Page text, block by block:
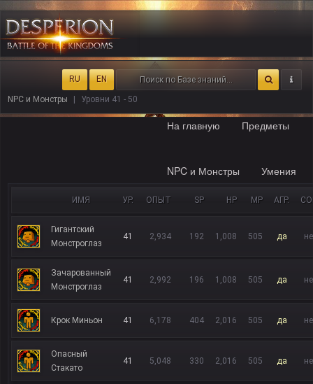
RU EN
На главную Предметы
NPC и Монстры Умения
NPC и Монстры Уровни 41 - 50
ИМЯ УР. ОПЫТ SP HP MP АГР.
Гигантский
Монстроглаз
41 2,934 192 1,008 505 да
Зачарованный
Монстроглаз
41 2,992 196 1,008 505 да
Крок Миньон 41 6,178 404 2,016 505 да
Опасный
Стакато
41 5,048 330 2,016 505 да